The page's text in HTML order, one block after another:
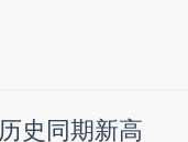
史同期新高